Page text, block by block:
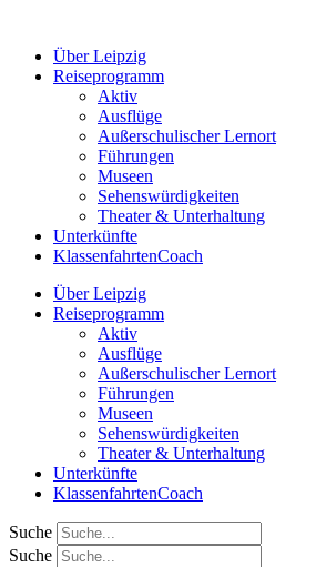
springenÜber Leipzig
Reiseprogramm
Aktiv
Ausflüge
Außerschulischer Lernort
Führungen
Museen
Sehenswürdigkeiten
Theater & Unterhaltung
Unterkünfte
KlassenfahrtenCoach
Über Leipzig
Reiseprogramm
Aktiv
Ausflüge
Außerschulischer Lernort
Führungen
Museen
Sehenswürdigkeiten
Theater & Unterhaltung
Unterkünfte
KlassenfahrtenCoach
Suche
Suche